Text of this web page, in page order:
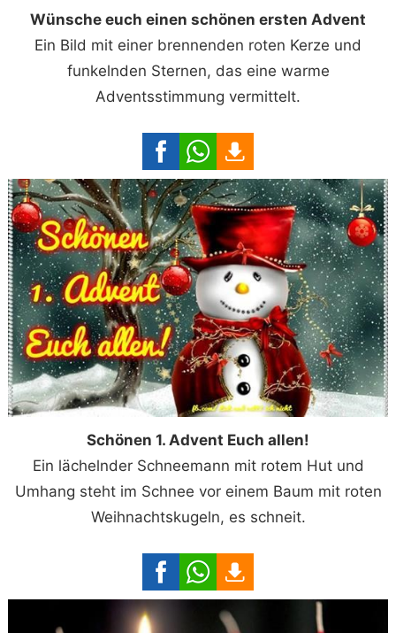
Wünsche euch einen schönen ersten Advent
Ein Bild mit einer brennenden roten Kerze und
funkelnden Sternen, das eine warme
Adventsstimmung vermittelt.
Schönen 1. Advent Euch allen!
Ein lächelnder Schneemann mit rotem Hut und
Umhang steht im Schnee vor einem Baum mit roten
Weihnachtskugeln, es schneit.